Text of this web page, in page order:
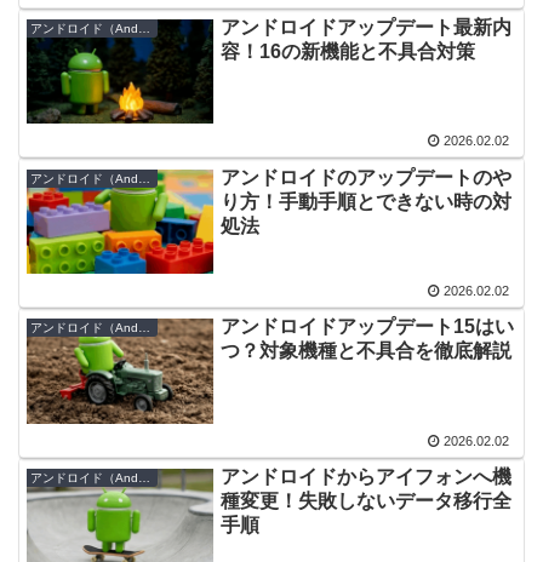
アンドロイドアップデート最新内
容！16の新機能と不具合対策
2026.02.02
アンドロイドのアップデートのや
り方！手動手順とできない時の対
処法
2026.02.02
アンドロイド（Android）
アンドロイドアップデート15はい
つ？対象機種と不具合を徹底解説
2026.02.02
アンドロイドからアイフォンへ機
種変更！失敗しないデータ移行全
手順